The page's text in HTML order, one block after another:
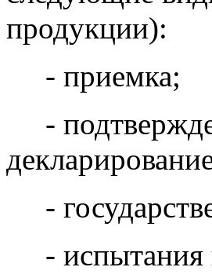
продукции):
- приемка;
-
-
- испытания